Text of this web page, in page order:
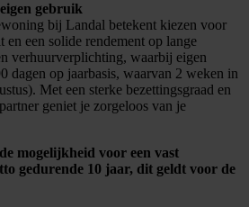
gebruik
bij Landal betekent kiezen voor
een solide rendement op lange
verhuurverplichting, waarbij eigen
dagen op jaarbasis, waarvan 2 weken in
Met een sterke bezettingsgraad en
geniet je zorgeloos van je
mogelijkheid voor een vast
gedurende 10 jaar, dit geldt voor de